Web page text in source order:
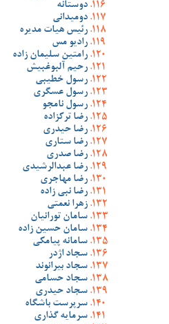
دوستانه
دومیدانی
رئیس هیات مدیره
رادیو مس
رامتین سلیمان زاده
رحیم آلبوغبیش
رسول خطیبی
رسول عسگری
رسول نامجو
رضا ترکزاده
رضا حیدری
رضا ستاری
رضا صدری
رضا عبدالرشیدی
رضا مهاجری
رضا نبی زاده
زهرا نعمتی
سامان تورانیان
سامان حسین زاده
سامانه پیامکی
سجاد اژدر
سجاد بیرانوند
سجاد حسامی
سجاد حیدری
سرپرست باشگاه
سرمایه گذاری